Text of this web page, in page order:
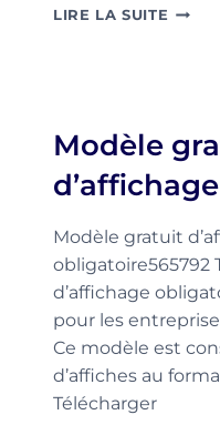
LIRE LA SUITE
Modèle
Modèle gratuit
obligatoire565792
d’affichage
pour les
Ce modèle est
d’affiches au
Télécharger